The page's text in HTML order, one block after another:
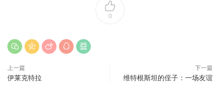
0
上一篇
伊莱克特拉
下一篇
维特根斯坦的侄子：一场友谊